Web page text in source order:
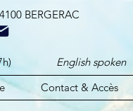
BERGERAC​
Contact & Accès
-17h) English spoken